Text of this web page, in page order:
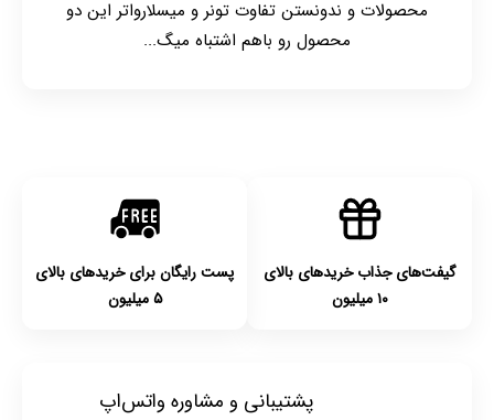
محصولات و ندونستن تفاوت تونر و میسلارواتر این دو
محصول رو باهم اشتباه میگ...
گیفت‌های جذاب خریدهای بالای
۱۰ میلیون
پست رایگان برای خریدهای بالای
۵ میلیون
پشتیبانی و مشاوره واتس‌اپ